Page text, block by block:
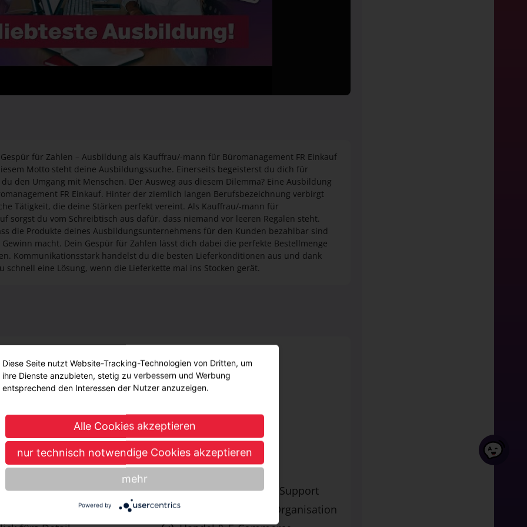
für Zahlen – Ausbildung als Kauffrau/-mann für Büromanagement FR Einkauf
Motto steht deine Ausbildungssuche. Einerseits begeisterst du dich für
den Umgang mit Menschen. Der Ausweg aus diesem Dilemma? Eine Ausbildung
FR Einkauf. Hinter der ziemlich langen Berufsbezeichnung verbirgt
Tätigkeit, die deine Stärken perfekt vereint. Als Kauffrau/-mann für
sorgst du vom Schreibtisch aus dafür, dass niemand vor leeren Regalen steht.
die Produkte deines Ausbildungsunternehmens für den Kunden bezahlbar sind
macht. Dein Gespür für Zahlen lässt dich dabei die perfekte Bestellmenge
Kommunikationsstark handelst du die besten Lieferkonditionen aus und dank
schnell eine Lösung, wenn die Lieferkette mal ins Stocken gerät.
& cleveres Timing
Denken
& Kommunikationsstärke
Durchschnitt: <3
Englisch: <3
Deutsch: <3
Interessensbereiche
Beratung, Service & Support
Business, Office & Organisation
Diese Seite nutzt Website-Tracking-Technologien von Dritten, um
ihre Dienste anzubieten, stetig zu verbessern und Werbung
entsprechend den Interessen der Nutzer anzuzeigen.
Alle Cookies akzeptieren
nur technisch notwendige Cookies akzeptieren
mehr
Powered by